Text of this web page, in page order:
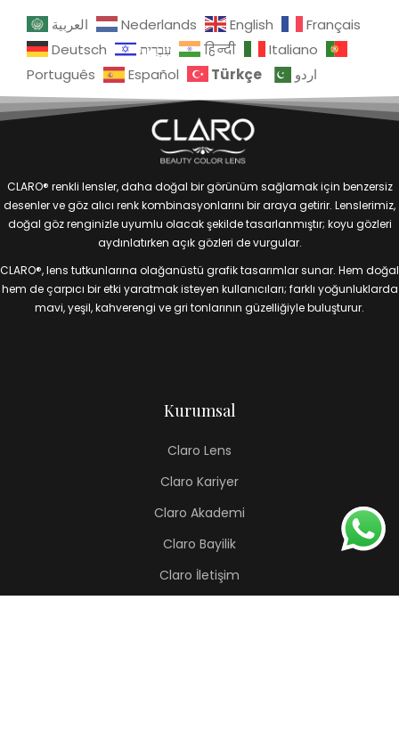
العربية Nederlands English
Français
Deutsch
עִבְרִית हिन्दी
Italiano
Português
Español Türkçe اردو
CLARO® renkli lensler, daha doğal bir görünüm sağlamak için benzersiz
desenler ve göz alıcı renk kombinasyonlarını bir araya getirir. Lenslerimiz,
doğal göz renginizle uyumlu olacak şekilde tasarlanmıştır; koyu gözleri
aydınlatırken açık gözleri de vurgular.
CLARO®, lens tutkunlarına olağanüstü grafik tasarımlar sunar. Hem doğal
hem de çarpıcı bir etki yaratmak isteyen kullanıcıları; farklı yoğunluklarda
mavi, yeşil, kahverengi ve gri tonlarının güzelliğiyle buluşturur.
Kurumsal
Claro Lens
Claro Kariyer
Claro Akademi
Claro Bayilik
Claro İletişim